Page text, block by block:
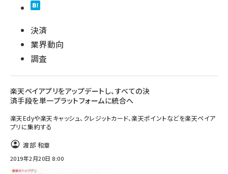
決済
業界動向
調査
楽天ペイアプリをアップデートし、すべての決
済手段を単一プラットフォームに統合へ
楽天Edyや楽天キャッシュ、クレジットカード、楽天ポイントなどを楽天ペイア
プリに集約する
渡部 和章
2019年2月20日 8:00